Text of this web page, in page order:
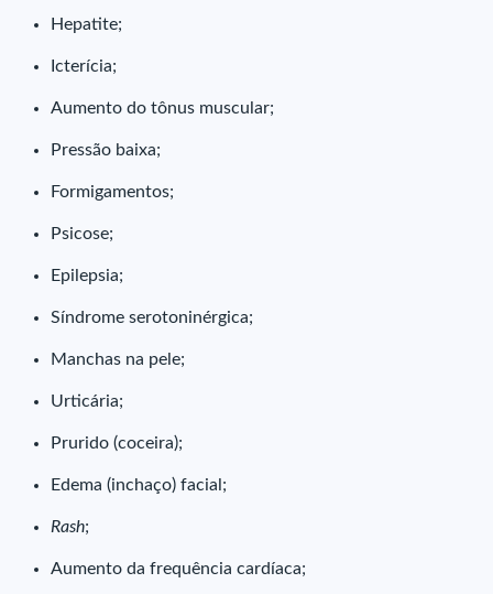
Hepatite;
Icterícia;
Aumento do tônus muscular;
Pressão baixa;
Formigamentos;
Psicose;
Epilepsia;
Síndrome serotoninérgica;
Manchas na pele;
Urticária;
Prurido (coceira);
Edema (inchaço) facial;
Rash;
Aumento da frequência cardíaca;